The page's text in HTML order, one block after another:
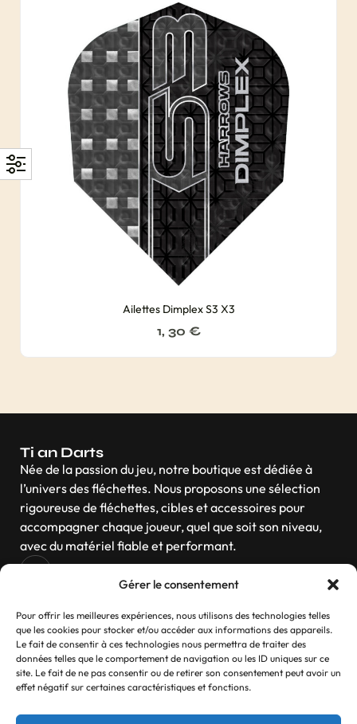
Gérer le consentement
Pour offrir les meilleures expériences, nous utilisons des technologies telles
que les cookies pour stocker et/ou accéder aux informations des appareils.
Le fait de consentir à ces technologies nous permettra de traiter des
données telles que le comportement de navigation ou les ID uniques sur ce
site. Le fait de ne pas consentir ou de retirer son consentement peut avoir un
effet négatif sur certaines caractéristiques et fonctions.
Ailettes Dimplex S3 X3
1, 30 €
Ti an Darts
Née de la passion du jeu, notre boutique est dédiée à
l’univers des fléchettes. Nous proposons une sélection
rigoureuse de fléchettes, cibles et accessoires pour
accompagner chaque joueur, quel que soit son niveau,
avec du matériel fiable et performant.
Navigation
Contactez-nous